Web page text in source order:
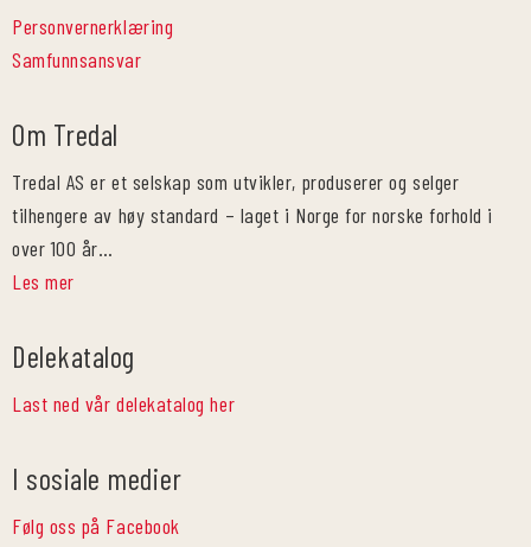
Personvernerklæring
Samfunnsansvar
Om Tredal
Tredal AS er et selskap som utvikler, produserer og selger
tilhengere av høy standard – laget i Norge for norske forhold i
over 100 år…
Les mer
Delekatalog
Last ned vår delekatalog her
I sosiale medier
Følg oss på Facebook